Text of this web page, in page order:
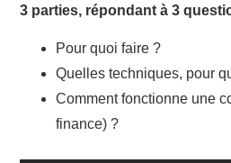
3 parties, répondant à 3
Pour quoi faire ?
Quelles techniques, pour
Comment fonctionne une
finance) ?